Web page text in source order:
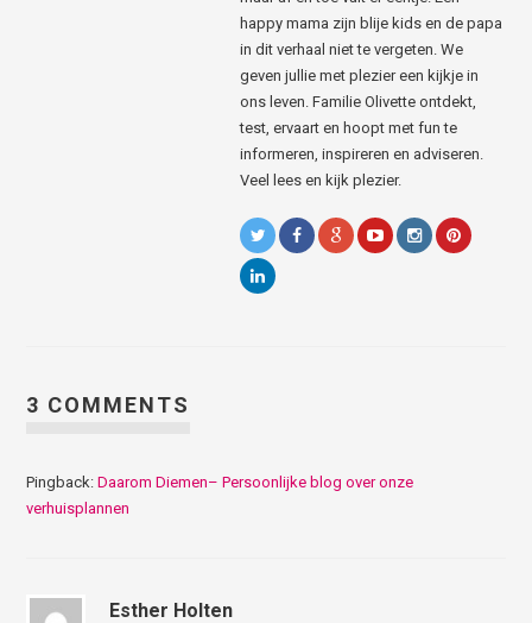
happy mama zijn blije kids en de papa
in dit verhaal niet te vergeten. We
geven jullie met plezier een kijkje in
ons leven. Familie Olivette ontdekt,
test, ervaart en hoopt met fun te
informeren, inspireren en adviseren.
Veel lees en kijk plezier.
3 COMMENTS
Pingback:Daarom Diemen– Persoonlijke blog over onze
verhuisplannen
Esther Holten